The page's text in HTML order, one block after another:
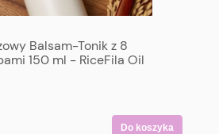
Balsam-Tonik z 8
150 ml - RiceFila Oil
Do koszyka